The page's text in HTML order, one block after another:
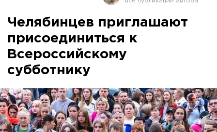
Челябинцев приглашают
присоединиться к
Всероссийскому
субботнику